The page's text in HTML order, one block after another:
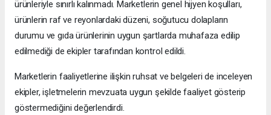
ürünleriyle sınırlı kalınmadı. Marketlerin genel hijyen koşulları,
ürünlerin raf ve reyonlardaki düzeni, soğutucu dolapların
durumu ve gıda ürünlerinin uygun şartlarda muhafaza edilip
edilmediği de ekipler tarafından kontrol edildi.
Marketlerin faaliyetlerine ilişkin ruhsat ve belgeleri de inceleyen
ekipler, işletmelerin mevzuata uygun şekilde faaliyet gösterip
göstermediğini değerlendirdi.